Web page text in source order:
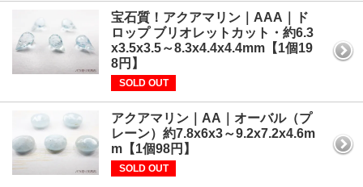
宝石質！アクアマリン｜AAA｜ド
ロップ ブリオレットカット・約6.3
x3.5x3.5～8.3x4.4x4.4mm【1個19
8円】
SOLD OUT
アクアマリン｜AA｜オーバル（プ
レーン）約7.8x6x3～9.2x7.2x4.6m
m【1個98円】
SOLD OUT